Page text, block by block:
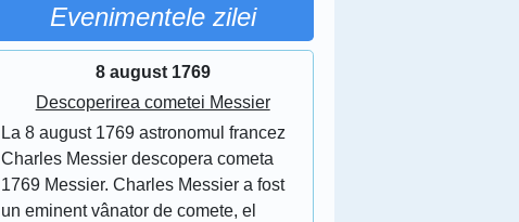
Evenimentele zilei
8 august 1769
Descoperirea cometei Messier
La 8 august 1769 astronomul francez
Charles Messier descopera cometa
1769 Messier. Charles Messier a fost
un eminent vânator de comete, el